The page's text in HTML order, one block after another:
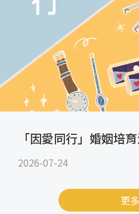
「因愛同行」婚姻培
2026-07-24
更多